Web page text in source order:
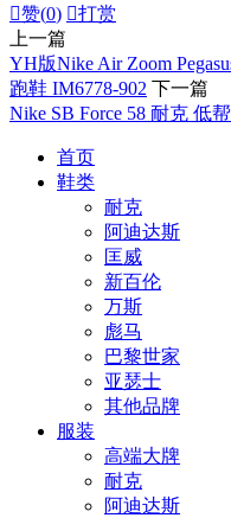
赞(0) 打赏
上一篇
YH版Nike Air Zoom
跑鞋 IM6778-902 下一篇
Nike SB Force 58 耐克 低
首页
鞋类
耐克
阿迪达斯
匡威
新百伦
万斯
彪马
巴黎世家
亚瑟士
其他品牌
服装
高端大牌
耐克
阿迪达斯